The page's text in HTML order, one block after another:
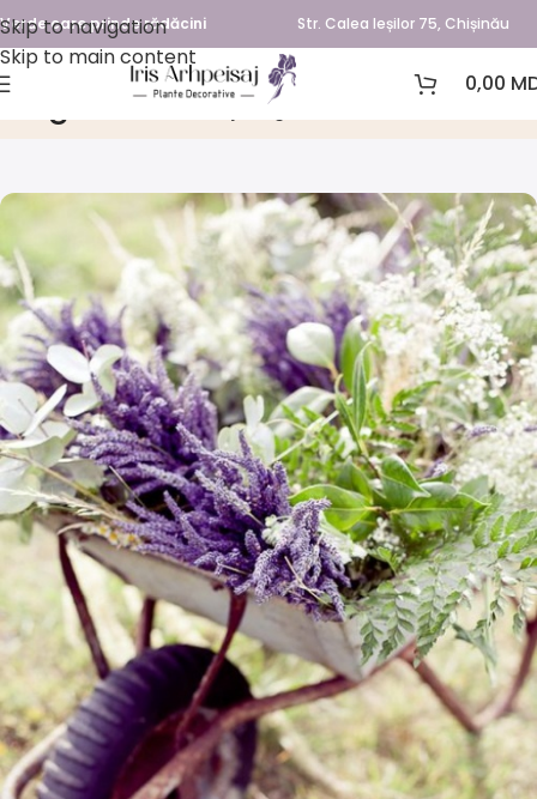
Skip to navigation
Skip to main content
Verde care prinde rădăcini Str. Calea Ieșilor 75, Chișinău
0,00
Blog Amenajare grădini